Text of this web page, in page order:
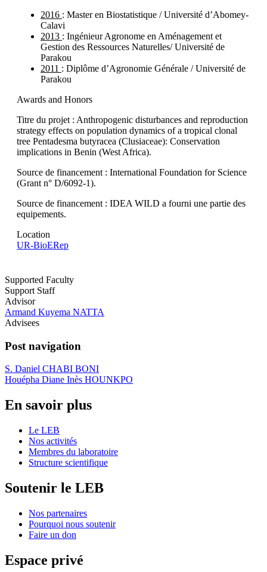
2016 : Master en Biostatistique / Université d’Abomey-
Calavi
2013 : Ingénieur Agronome en Aménagement et
Gestion des Ressources Naturelles/ Université de
Parakou
2011 : Diplôme d’Agronomie Générale / Université de
Parakou
Awards and Honors
Titre du projet : Anthropogenic disturbances and reproduction
strategy effects on population dynamics of a tropical clonal
tree Pentadesma butyracea (Clusiaceae): Conservation
implications in Benin (West Africa).
Source de financement : International Foundation for Science
(Grant n° D/6092-1).
Source de financement : IDEA WILD a fourni une partie des
equipements.
Location
UR-BioERep
Supported Faculty
Support Staff
Advisor
Armand Kuyema NATTA
Advisees
Post navigation
S. Daniel CHABI BONI
Houépha Diane Inès HOUNKPO
En savoir plus
Le LEB
Nos activités
Membres du laboratoire
Structure scientifique
Soutenir le LEB
Nos partenaires
Pourquoi nous soutenir
Faire un don
Espace privé